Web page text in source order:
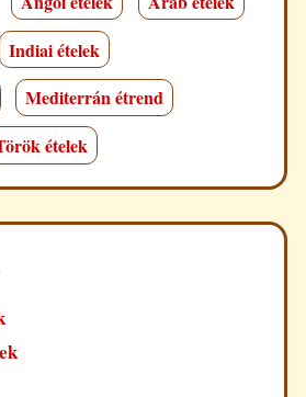
Indiai ételek
Mediterrán étrend
ételek